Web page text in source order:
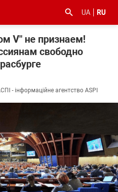
UA RU
V" не признаем!
свободно
- інформаційне агентство ASPI